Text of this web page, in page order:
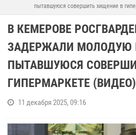
пытавшуюся совершить хищение в
В КЕМЕРОВЕ
ЗАДЕРЖАЛИ МОЛОДУЮ
ПЫТАВШУЮСЯ
ГИПЕРМАРКЕТЕ (ВИДЕО)
11 декабря 2025, 09:16